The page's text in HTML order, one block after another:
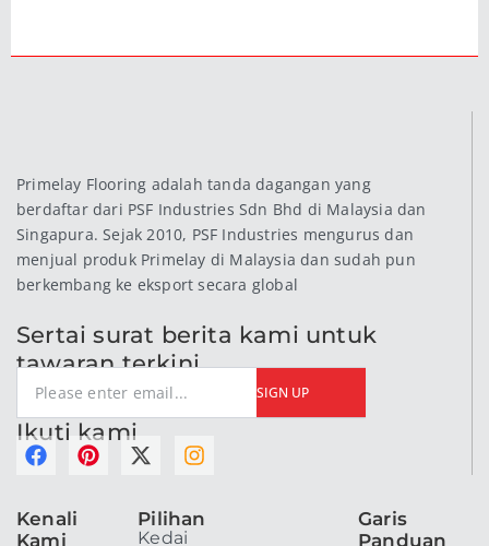
Primelay Flooring adalah tanda dagangan yang
berdaftar dari PSF Industries Sdn Bhd di Malaysia dan
Singapura. Sejak 2010, PSF Industries mengurus dan
menjual produk Primelay di Malaysia dan sudah pun
berkembang ke eksport secara global
Sertai surat berita kami untuk
tawaran terkini
SIGN UP
Ikuti kami
F
e
P
X
w
I
t
Kenali
Kami
Pilihan
Kedai
Garis
Panduan